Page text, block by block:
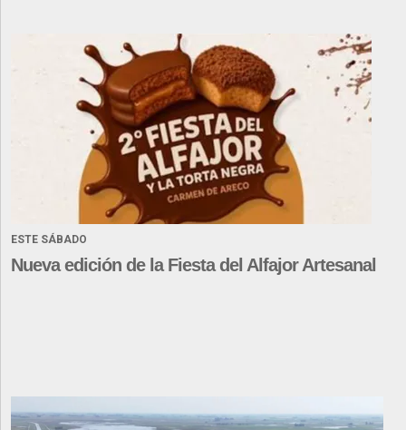
ESTE SÁBADO
Nueva edición de la Fiesta del Alfajor Artesanal